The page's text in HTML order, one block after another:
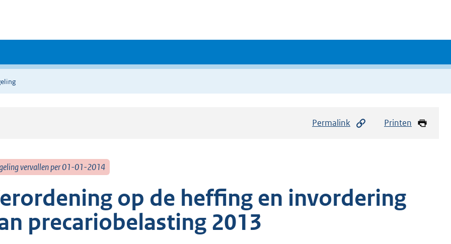
Permalink Printen
vervallen per 01-01-2014
op de heffing en invordering
precariobelasting 2013